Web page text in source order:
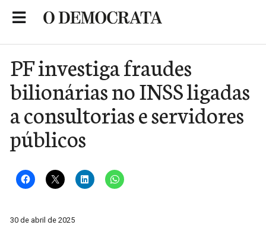
PF investiga fraudes
bilionárias no INSS ligadas
a consultorias e servidores
públicos
30 de abril de 2025